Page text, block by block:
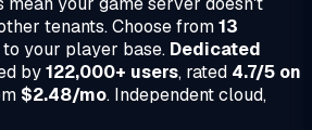
tenants. Choose from13
your player base. Dedicated
by122,000+ users, rated 4.7/5 on
$2.48/mo. Independent cloud,